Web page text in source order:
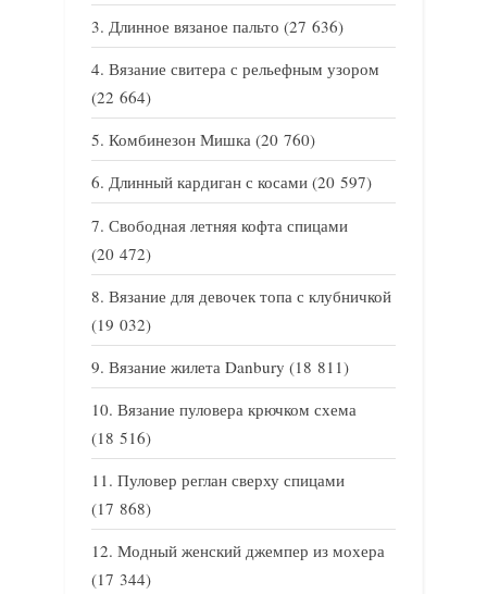
Длинное вязаное пальто (27 636)
Вязание свитера с рельефным узором
(22 664)
Комбинезон Мишка (20 760)
Длинный кардиган с косами (20 597)
Свободная летняя кофта спицами
(20 472)
Вязание для девочек топа с клубничкой
(19 032)
Вязание жилета Danbury (18 811)
Вязание пуловера крючком схема
(18 516)
Пуловер реглан сверху спицами
(17 868)
Модный женский джемпер из мохера
(17 344)